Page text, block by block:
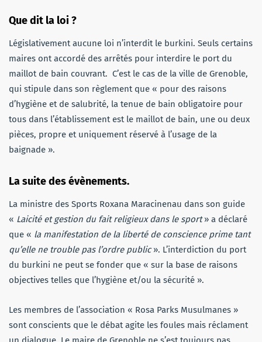
Que dit la loi ?
Législativement aucune loi n’interdit le burkini. Seuls certains
maires ont accordé des arrêtés pour interdire le port du
maillot de bain couvrant. C’est le cas de la ville de Grenoble,
qui stipule dans son règlement que « pour des raisons
d’hygiène et de salubrité, la tenue de bain obligatoire pour
tous dans l’établissement est le maillot de bain, une ou deux
pièces, propre et uniquement réservé à l’usage de la
baignade ».
La suite des évènements.
La ministre des Sports Roxana Maracinenau dans son guide
« Laicité et gestion du fait religieux dans le sport» a déclaré
que « la manifestation de la liberté de conscience prime tant
qu’elle ne trouble pas l’ordre public». L’interdiction du port
du burkini ne peut se fonder que « sur la base de raisons
objectives telles que l’hygiène et/ou la sécurité ».
Les membres de l’association « Rosa Parks Musulmanes »
sont conscients que le débat agite les foules mais réclament